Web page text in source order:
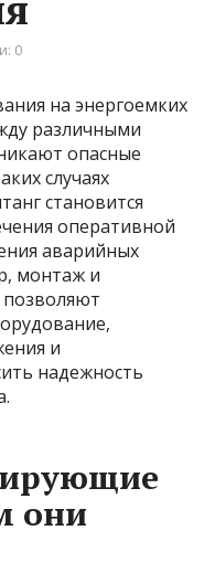
0
на энергоемких
различными
опасные
случаях
становится
оперативной
аварийных
монтаж и
позволяют
и
надежность
они